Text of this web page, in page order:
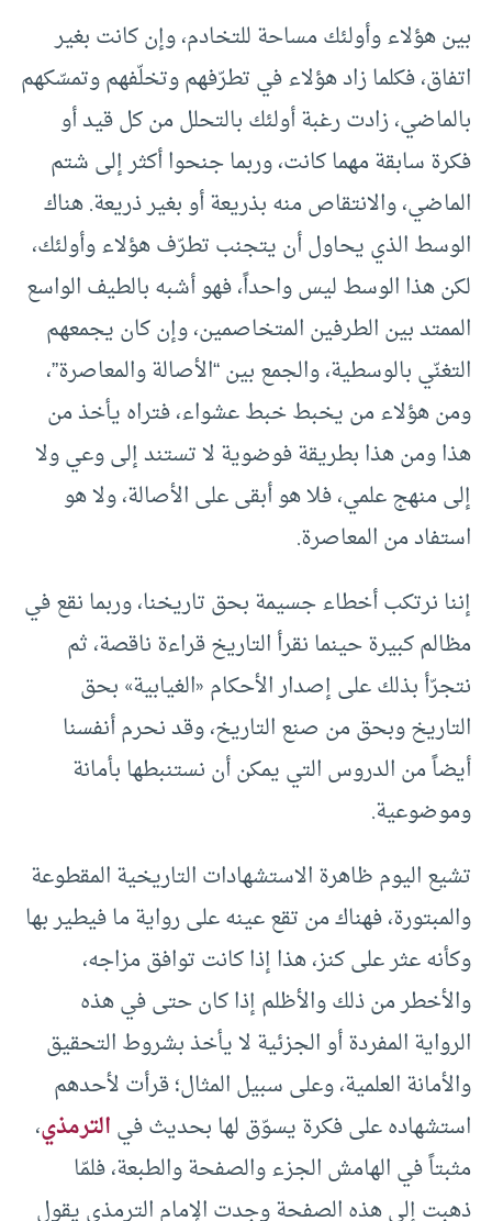
بين هؤلاء وأولئك مساحة للتخادم، وإن كانت بغير
اتفاق، فكلما زاد هؤلاء في تطرّفهم وتخلّفهم وتمسّكهم
بالماضي، زادت رغبة أولئك بالتحلل من كل قيد أو
فكرة سابقة مهما كانت، وربما جنحوا أكثر إلى شتم
الماضي، والانتقاص منه بذريعة أو بغير ذريعة. هناك
الوسط الذي يحاول أن يتجنب تطرّف هؤلاء وأولئك،
لكن هذا الوسط ليس واحداً، فهو أشبه بالطيف الواسع
الممتد بين الطرفين المتخاصمين، وإن كان يجمعهم
التغنّي بالوسطية، والجمع بين “الأصالة والمعاصرة”،
ومن هؤلاء من يخبط خبط عشواء، فتراه يأخذ من
هذا ومن هذا بطريقة فوضوية لا تستند إلى وعي ولا
إلى منهج علمي، فلا هو أبقى على الأصالة، ولا هو
استفاد من المعاصرة.
إننا نرتكب أخطاء جسيمة بحق تاريخنا، وربما نقع في
مظالم كبيرة حينما نقرأ التاريخ قراءة ناقصة، ثم
نتجرّأ بذلك على إصدار الأحكام «الغيابية» بحق
التاريخ وبحق من صنع التاريخ، وقد نحرم أنفسنا
أيضاً من الدروس التي يمكن أن نستنبطها بأمانة
وموضوعية.
تشيع اليوم ظاهرة الاستشهادات التاريخية المقطوعة
والمبتورة، فهناك من تقع عينه على رواية ما فيطير بها
وكأنه عثر على كنز، هذا إذا كانت توافق مزاجه،
والأخطر من ذلك والأظلم إذا كان حتى في هذه
الرواية المفردة أو الجزئية لا يأخذ بشروط التحقيق
والأمانة العلمية، وعلى سبيل المثال؛ قرأت لأحدهم
استشهاده على فكرة يسوّق لها بحديث فيالترمذي،
مثبتاً في الهامش الجزء والصفحة والطبعة، فلمّا
ذهبت إلى هذه الصفحة وجدت الإمام الترمذي يقول